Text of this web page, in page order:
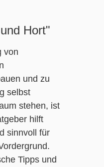
Hort"
von
und zu
selbst
stehen, ist
hilft
sinnvoll für
Tipps und